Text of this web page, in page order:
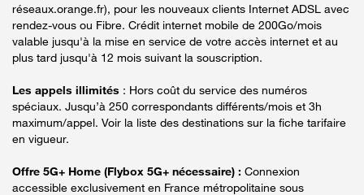
réseaux.orange.fr), pour les nouveaux clients Internet ADSL avec
rendez-vous ou Fibre. Crédit internet mobile de 200Go/mois
valable jusqu'à la mise en service de votre accès internet et au
plus tard jusqu'à 12 mois suivant la souscription.
Les appels illimités : Hors coût du service des numéros
spéciaux. Jusqu’à 250 correspondants différents/mois et 3h
maximum/appel. Voir la liste des destinations sur la fiche tarifaire
en vigueur.
Offre 5G+ Home (Flybox 5G+ nécessaire) : Connexion
accessible exclusivement en France métropolitaine sous